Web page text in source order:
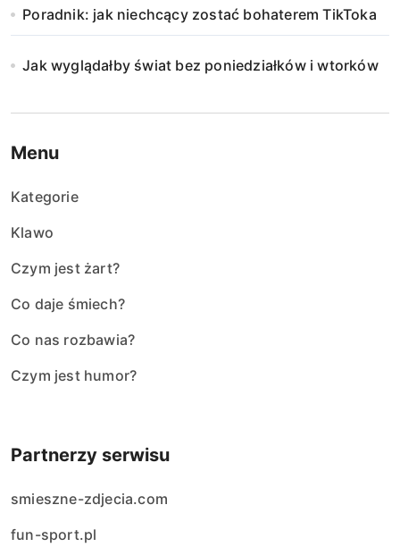
Poradnik: jak niechcący zostać bohaterem TikToka
Jak wyglądałby świat bez poniedziałków i wtorków
Menu
Kategorie
Klawo
Czym jest żart?
Co daje śmiech?
Co nas rozbawia?
Czym jest humor?
Partnerzy serwisu
smieszne-zdjecia.com
fun-sport.pl